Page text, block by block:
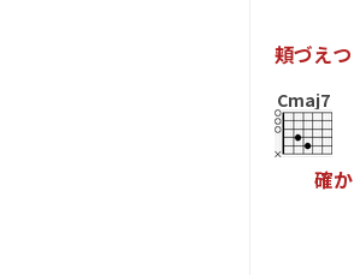
頬づえつ
Cmaj7
確か